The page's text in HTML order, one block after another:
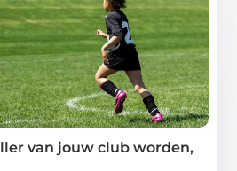
van jouw club worden,